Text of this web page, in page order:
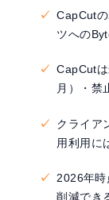
CapCut
ツへの
CapCut
月）・禁
クライア
用利用に
2026年時
削減でき